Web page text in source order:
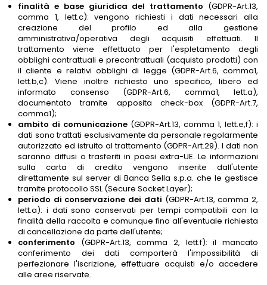
finalità e base giuridica del trattamento (GDPR-Art.13,
comma 1, lett.c): vengono richiesti i dati necessari alla
creazione del profilo ed alla gestione
amministrativa/operativa degli acquisiti effettuati. Il
trattamento viene effettuato per l'espletamento degli
obblighi contrattuali e precontrattuali (acquisto prodotti) con
il cliente e relativi obblighi di legge (GDPR-Art.6, comma1,
lett.b,c). Viene inoltre richiesto uno specifico, libero ed
informato consenso (GDPR-Art.6, comma1, lett.a),
documentato tramite apposita check-box (GDPR-Art.7,
comma1);
ambito di comunicazione (GDPR-Art.13, comma 1, lett.e,f): i
dati sono trattati esclusivamente da personale regolarmente
autorizzato ed istruito al trattamento (GDPR-Art.29). I dati non
saranno diffusi o trasferiti in paesi extra-UE. Le informazioni
sulla carta di credito vengono inserite dall'utente
direttamente sul server di Banca Sella s.p.a. che le gestisce
tramite protocollo SSL (Secure Socket Layer);
periodo di conservazione dei dati (GDPR-Art.13, comma 2,
lett.a): i dati sono conservati per tempi compatibili con la
finalità della raccolta e comunque fino all'eventuale richiesta
di cancellazione da parte dell'utente;
conferimento (GDPR-Art.13, comma 2, lett.f): il mancato
conferimento dei dati comporterà l'impossibilità di
perfezionare l'iscrizione, effettuare acquisti e/o accedere
alle aree riservate.